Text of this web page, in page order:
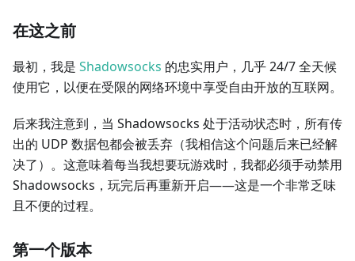
在这之前
最初，我是 Shadowsocks 的忠实用户，几乎 24/7 全天候
使用它，以便在受限的网络环境中享受自由开放的互联网。
后来我注意到，当 Shadowsocks 处于活动状态时，所有传
出的 UDP 数据包都会被丢弃（我相信这个问题后来已经解
决了）。这意味着每当我想要玩游戏时，我都必须手动禁用
Shadowsocks，玩完后再重新开启——这是一个非常乏味
且不便的过程。
第一个版本